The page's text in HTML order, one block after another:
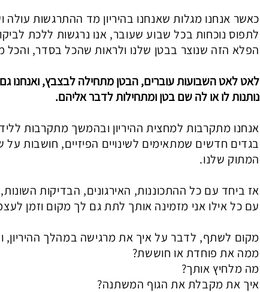
כאשר אנחנו מגלות שאנחנו בהיריון מד ההתרגשות עולה
לתפוס נוכחות בכל שבוע שעובר, אנו נרגשות ללכת
הפלא הזה שנוצר בבטן שלנו ולראות שהכל בסדר,
לאט לאט השבועות עוברים, הבטן מתחילה לבצבץ, ואנחנו
נותנות לו או לה שם בטן ומתחילות לדבר אליהם.
אנחנו מתקרבות למחצית ההיריון ובהמשך מתקרבות
בגדים חדשים שמתאימים לשינויים הפיזיים, חושבות
המתוק שלנו.
אז ביחד עם כל ההתכוננות, האירגונים, הבדיקות
עם כל אילו אני מזמינה אותך לתת גם לך מקום וזמן
מקום לשתף, לדבר על איך את מרגישה במהלך ההיריון,
ממה את פוחדת או חוששת?
מה מלחיץ אותך?
איך את מקבלת את הגוף המשתנה?